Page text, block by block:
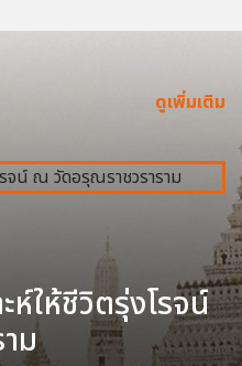
ดูเพิ่มเติม
ะห์ให้ชีวิตรุ่งโรจน์
ม